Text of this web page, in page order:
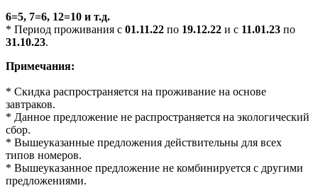
6=5, 7=6, 12=10 и т.д.
* Период проживания с 01.11.22 по 19.12.22 и с 11.01.23 по
31.10.23.
Примечания:
* Скидка распространяется на проживание на основе
завтраков.
* Данное предложение не распространяется на экологический
сбор.
* Вышеуказанные предложения действительны для всех
типов номеров.
* Вышеуказанное предложение не комбинируется с другими
предложениями.